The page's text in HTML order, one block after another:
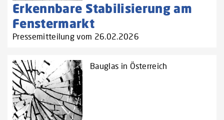
Erkennbare Stabilisierung am
Fenstermarkt
Pressemitteilung vom 26.02.2026
Bauglas in Österreich